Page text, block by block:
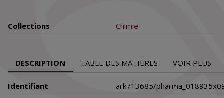
Collections Chimie
DESCRIPTION TABLE DES MATIÈRES VOIR PLUS
Identifiant ark:/13685/